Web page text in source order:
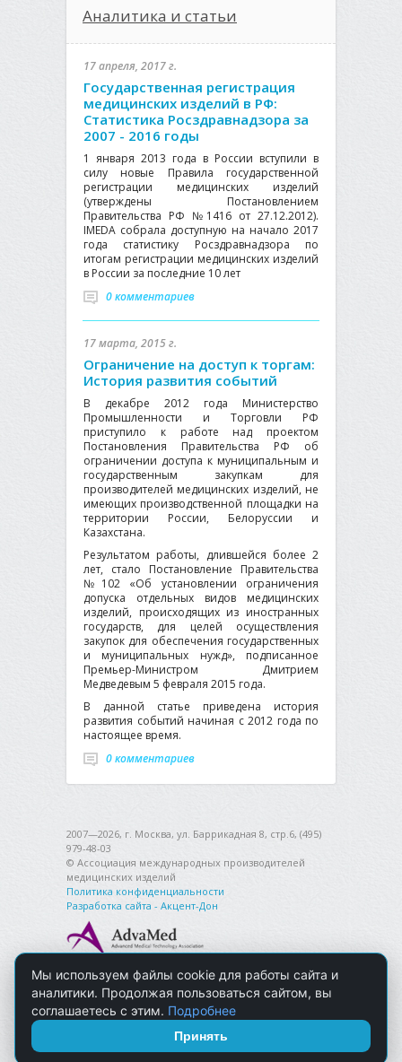
Аналитика и статьи
17 апреля, 2017 г.
Государственная регистрация
медицинских изделий в РФ:
Статистика Росздравнадзора за
2007 - 2016 годы
1 января 2013 года в России вступили в
силу новые Правила государственной
регистрации медицинских изделий
(утверждены Постановлением
Правительства РФ №1416 от 27.12.2012).
IMEDA собрала доступную на начало 2017
года статистику Росздравнадзора по
итогам регистрации медицинских изделий
в России за последние 10 лет
0 комментариев
17 марта, 2015 г.
Ограничение на доступ к торгам:
История развития событий
В декабре 2012 года Министерство
Промышленности и Торговли РФ
приступило к работе над проектом
Постановления Правительства РФ об
ограничении доступа к муниципальным и
государственным закупкам для
производителей медицинских изделий, не
имеющих производственной площадки на
территории России, Белоруссии и
Казахстана.
Результатом работы, длившейся более 2
лет, стало Постановление Правительства
№102 «Об установлении ограничения
допуска отдельных видов медицинских
изделий, происходящих из иностранных
государств, для целей осуществления
закупок для обеспечения государственных
и муниципальных нужд», подписанное
Премьер-Министром Дмитрием
Медведевым 5 февраля 2015 года.
В данной статье приведена история
развития событий начиная с 2012 года по
настоящее время.
0 комментариев
2007—2026, г. Москва, ул. Баррикадная 8, стр.6, (495)
979-48-03
© Ассоциация международных производителей
медицинских изделий
Политика конфиденциальности
Разработка сайта - Акцент-Дон
Мы используем файлы cookie для работы сайта и
аналитики. Продолжая пользоваться сайтом, вы
соглашаетесь с этим. Подробнее
Принять